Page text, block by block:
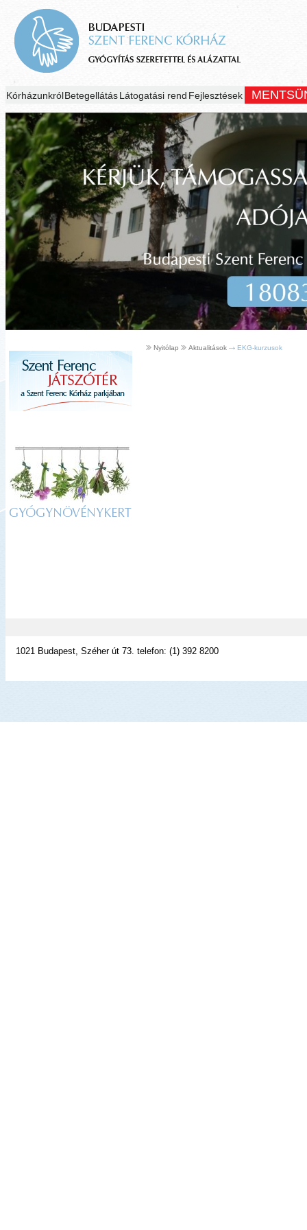
KórházunkrólBetegellátásLátogatási rend Fejlesztések
GYÓGYNÖVÉNYKERT
Nyitólap Aktualitások EKG-kurzusok
1021 Budapest, Széher út 73. telefon: (1) 392 8200